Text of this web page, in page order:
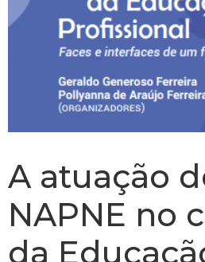
A atuação
NAPNE no
da